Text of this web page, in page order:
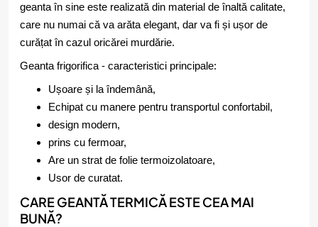
geanta în sine este realizată din material de înaltă calitate,
care nu numai că va arăta elegant, dar va fi și ușor de
curățat în cazul oricărei murdărie.
Geanta frigorifica - caracteristici principale:
Ușoare și la îndemână,
Echipat cu manere pentru transportul confortabil,
design modern,
prins cu fermoar,
Are un strat de folie termoizolatoare,
Usor de curatat.
CARE GEANTĂ TERMICĂ ESTE CEA MAI
BUNĂ?